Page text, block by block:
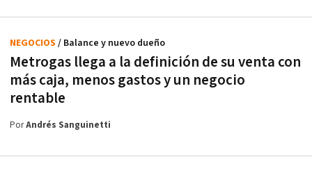
Metrogas llega a la definición de su venta con
más caja, menos gastos y un negocio
rentable
NEGOCIOS / Balance y nuevo dueño
PorAndrés Sanguinetti